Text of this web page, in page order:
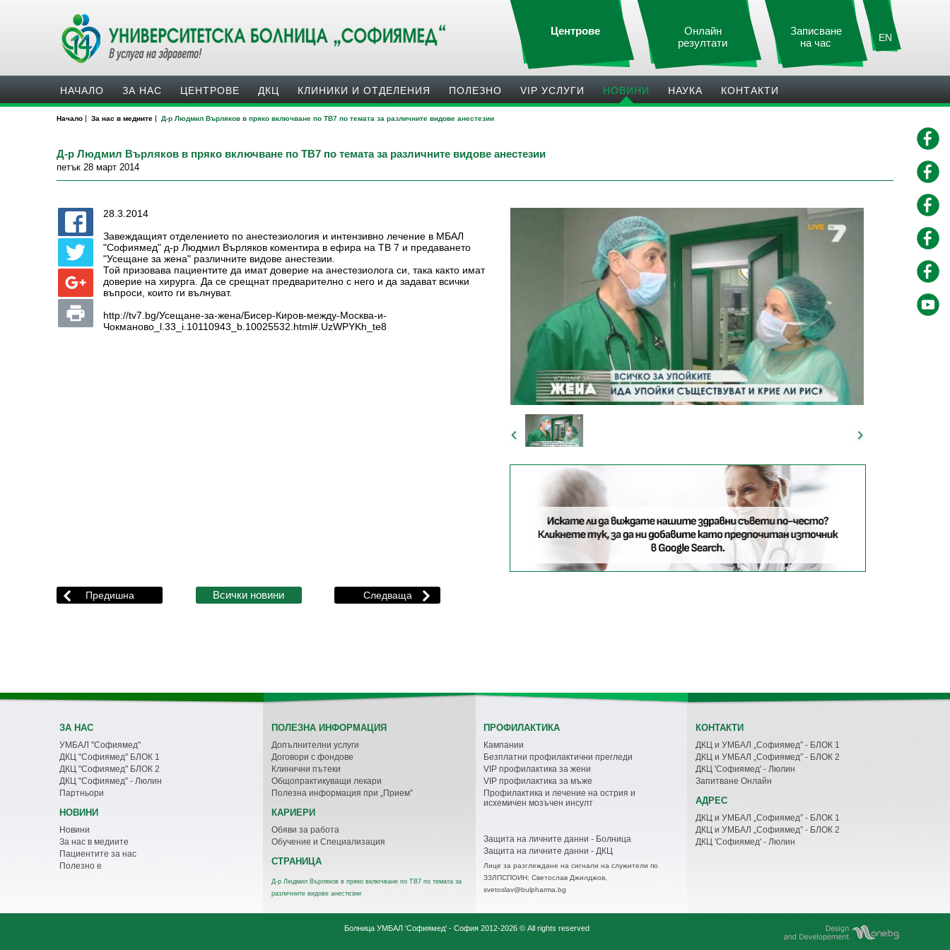
EN
Записване
на час
Онлайн
резултати
Центрове
НАЧАЛО ЗА НАС ЦЕНТРОВЕ ДКЦ КЛИНИКИ И ОТДЕЛЕНИЯ ПОЛЕЗНO VIP УСЛУГИ НОВИНИ НАУКА КОНТАКТИ
Начало | За нас в медиите | Д-р Людмил Върляков в пряко включване по ТВ7 по темата за различните видове анестезии
Д-р Людмил Върляков в пряко включване по ТВ7 по темата за различните видове анестезии
петък 28 март 2014
28.3.2014
Завеждащият отделението по анестезиология и интензивно лечение в МБАЛ
"Софиямед" д-р Людмил Върляков коментира в ефира на ТВ 7 и предаването
"Усещане за жена" различните видове анестезии.
Той призовава пациентите да имат доверие на анестезиолога си, така както имат
доверие на хирурга. Да се срещнат предварително с него и да задават всички
въпроси, които ги вълнуват.
http://tv7.bg/Усещане-за-жена/Бисер-Киров-между-Москва-и-
Чокманово_l.33_i.10110943_b.10025532.html#.UzWPYKh_te8
ЗА НАС
УМБАЛ "Софиямед"
ДКЦ "Софиямед" БЛОК 1
ДКЦ "Софиямед" БЛОК 2
ДКЦ "Софиямед" - Люлин
Партньори
НОВИНИ
Новини
За нас в медиите
Пациентите за нас
Полезно е
ПОЛЕЗНА ИНФОРМАЦИЯ
Допълнителни услуги
Договори с фондове
Клинични пътеки
Общопрактикуващи лекари
Полезна информация при „Прием”
КАРИЕРИ
Обяви за работа
Обучение и Специализация
СТРАНИЦА
Д-р Людмил Върляков в пряко включване по ТВ7 по темата за
различните видове анестезии
ПРОФИЛАКТИКА
Кампании
Безплатни профилактични прегледи
VIP профилактика за жени
VIP профилактика за мъже
Профилактика и лечение на острия и
исхемичен мозъчен инсулт
Защита на личните данни - Болница
Защита на личните данни - ДКЦ
Лице за разглеждане на сигнали на служители по
ЗЗЛПСПОИН: Светослав Джилджов,
svetoslav@bulpharma.bg
КОНТАКТИ
ДКЦ и УМБАЛ „Софиямед” - БЛОК 1
ДКЦ и УМБАЛ „Софиямед” - БЛОК 2
ДКЦ 'Софиямед' - Люлин
Запитване Онлайн
АДРЕС
ДКЦ и УМБАЛ „Софиямед” - БЛОК 1
ДКЦ и УМБАЛ „Софиямед” - БЛОК 2
ДКЦ 'Софиямед' - Люлин
Болница УМБАЛ 'Софиямед' - София2012-2026 © All rights reserved